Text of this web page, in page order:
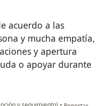
acuerdo a las
y mucha empatía,
y apertura
o apoyar durante
en opinión del